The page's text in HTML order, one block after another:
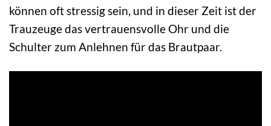
können oft stressig sein, und in dieser Zeit ist der
Trauzeuge das vertrauensvolle Ohr und die
Schulter zum Anlehnen für das Brautpaar.